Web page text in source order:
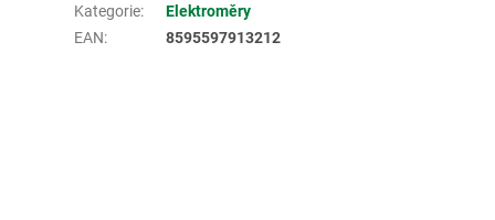
Kategorie:
Elektroměry
EAN: 8595597913212